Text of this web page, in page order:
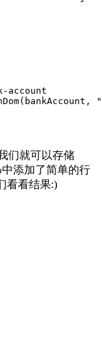
account
们就可以存储
中添加了简单的行
看看结果:)